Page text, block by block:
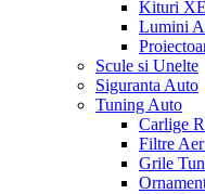
Kituri
Lumini
Scule si Unelte
Siguranta Auto
Tuning Auto
Carlige
Filtre
Grile